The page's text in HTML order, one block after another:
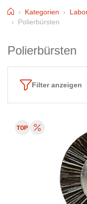
HomeKategorien
Polierbürsten
Polierbürsten
Filter anzeigen